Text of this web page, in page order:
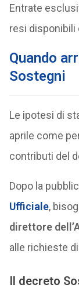
Entrate
resi disponibili
Quando
Sostegni
Le ipotesi di
aprile come
contributi del
Dopo la
Ufficiale,
direttore
alle richieste
Il decreto